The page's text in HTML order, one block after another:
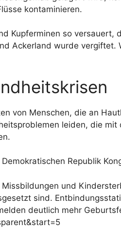
kontaminieren.
Kupferminen so versauert,
Ackerland wurde vergiftet.
von Menschen, die an
leiden, die
Republik
und
sind.
deutlich mehr